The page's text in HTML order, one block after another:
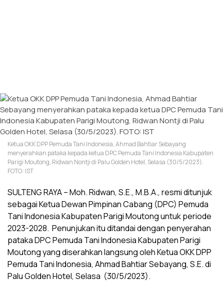
Ketua OKK DPP Pemuda Tani Indonesia, Ahmad Bahtiar Sebayang
menyerahkan pataka kepada ketua DPC Pemuda Tani Indonesia Kabupaten
Parigi Moutong, Ridwan Nontji di Palu Golden Hotel, Selasa (30/5/2023).
FOTO: IST
SULTENG RAYA – Moh. Ridwan, S.E., M.B.A., resmi ditunjuk
sebagai Ketua Dewan Pimpinan Cabang (DPC) Pemuda
Tani Indonesia Kabupaten Parigi Moutong untuk periode
2023-2028. Penunjukan itu ditandai dengan penyerahan
pataka DPC Pemuda Tani Indonesia Kabupaten Parigi
Moutong yang diserahkan langsung oleh Ketua OKK DPP
Pemuda Tani Indonesia, Ahmad Bahtiar Sebayang, S.E. di
Palu Golden Hotel, Selasa (30/5/2023).